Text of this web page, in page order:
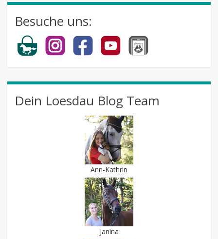
Besuche uns:
Dein Loesdau Blog Team
Ann-Kathrin
Janina